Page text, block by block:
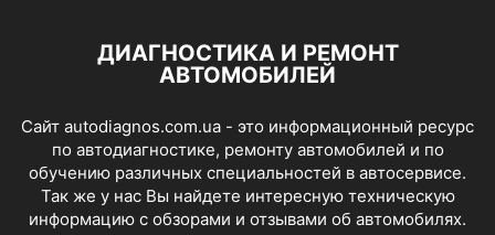
ДИАГНОСТИКА И РЕМОНТ
АВТОМОБИЛЕЙ
Сайт autodiagnos.com.ua - это информационный ресурс
по автодиагностике, ремонту автомобилей и по
обучению различных специальностей в автосервисе.
Так же у нас Вы найдете интересную техническую
информацию с обзорами и отзывами об автомобилях.